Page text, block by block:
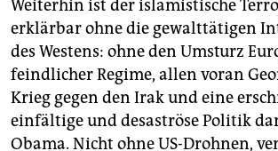
Weiterhin ist der islamistische
erklärbar ohne die gewalttätigen
des Westens: ohne den Umsturz
feindlicher Regime, allen voran
Krieg gegen den Irak und eine
einfältige und desaströse Politik
Obama. Nicht ohne US-Drohnen,